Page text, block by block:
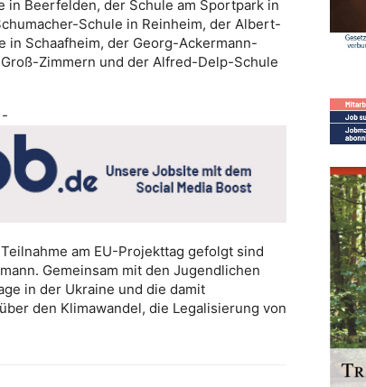
in Beerfelden, der Schule am Sportpark in
Schule in Reinheim, der Albert-
in Schaafheim, der Georg-Ackermann-
Zimmern und der Alfred-Delp-Schule
am EU-Projekttag gefolgt sind
Gemeinsam mit den Jugendlichen
in der Ukraine und die damit
den Klimawandel, die Legalisierung von